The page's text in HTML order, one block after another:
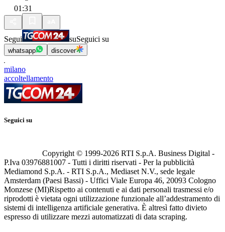
01:31
Segui suSeguici su
whatsapp discover
milano
accoltellamento
Seguici su
Copyright © 1999-2026 RTI S.p.A. Business Digital -
P.Iva 03976881007 - Tutti i diritti riservati - Per la pubblicità
Mediamond S.p.A. - RTI S.p.A., Mediaset N.V., sede legale
Amsterdam (Paesi Bassi) - Uffici Viale Europa 46, 20093 Cologno
Monzese (MI)Rispetto ai contenuti e ai dati personali trasmessi e/o
riprodotti è vietata ogni utilizzazione funzionale all’addestramento di
sistemi di intelligenza artificiale generativa. È altresì fatto divieto
espresso di utilizzare mezzi automatizzati di data scraping.